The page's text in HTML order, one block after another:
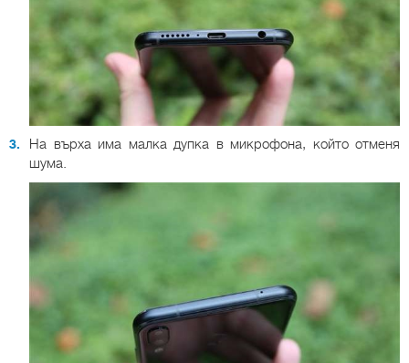
На върха има малка дупка в микрофона, който отменя
шума.